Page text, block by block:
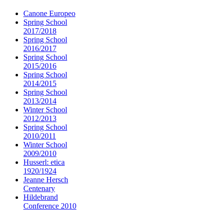
Canone Europeo
Spring School
2017/2018
Spring School
2016/2017
Spring School
2015/2016
Spring School
2014/2015
Spring School
2013/2014
Winter School
2012/2013
Spring School
2010/2011
Winter School
2009/2010
Husserl: etica
1920/1924
Jeanne Hersch
Centenary
Hildebrand
Conference 2010